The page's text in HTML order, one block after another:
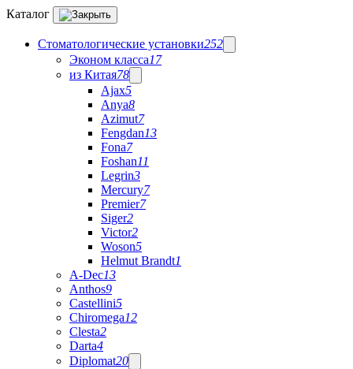
Каталог
Стоматологические установки252
Эконом класса17
из Китая78
Ajax5
Anya8
Azimut7
Fengdan13
Fona7
Foshan11
Legrin3
Mercury7
Premier7
Siger2
Victor2
Woson5
Helmut Brandt1
A-Dec13
Anthos9
Castellini5
Chiromega12
Clesta2
Darta4
Diplomat20